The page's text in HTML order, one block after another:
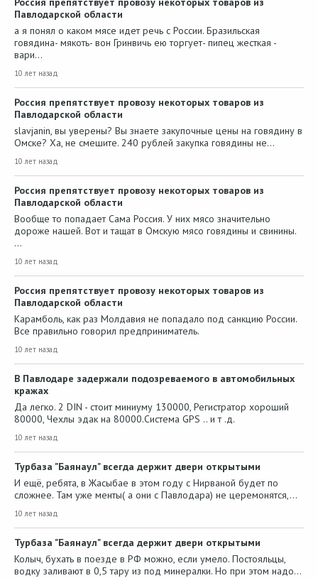
Павлодарской области
а я понял о каком мясе идет речь с России. Бразильская
говядина- мякоть- вон Гринвичь ею торгует- пипец жесткая -
вари…
10 лет назад
Россия препятствует провозу некоторых товаров из
Павлодарской области
slavjanin, вы уверены? Вы знаете закупочные цены на говядину в
Омске? Ха, не смешите. 240 рублей закупка говядины не…
10 лет назад
Россия препятствует провозу некоторых товаров из
Павлодарской области
Вообще то попадает Сама Россия. У них мясо значительно
дороже нашей. Вот и тащат в Омскую мясо говядины и свинины.
…
10 лет назад
Россия препятствует провозу некоторых товаров из
Павлодарской области
Карамболь, как раз Молдавия не попадало под санкцию России.
Все правильно говорил предприниматель.
10 лет назад
В Павлодаре задержали подозреваемого в автомобильных
кражах
Да легко. 2 DIN - стоит миниуму 130000, Регистратор хороший
80000, Чехлы эдак на 80000.Система GPS .. и т .д.
10 лет назад
Турбаза "Баянаул" всегда держит двери открытыми
И ещё, ребята, в Жасыбае в этом году с Нирваной будет по
сложнее. Там уже менты( а они с Павлодара) не церемонятся,…
10 лет назад
Турбаза "Баянаул" всегда держит двери открытыми
Колыч, бухать в поезде в РФ можно, если умело. Постояльцы,
водку заливают в 0,5 тару из под минералки. Но при этом надо…